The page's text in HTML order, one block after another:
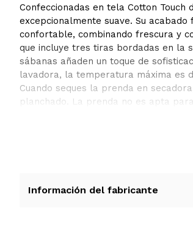
Confeccionadas en tela Cotton
excepcionalmente suave. Su
confortable, combinando frescura y
que incluye tres tiras bordadas en la
sábanas añaden un toque de
lavadora, la temperatura máxima es
Cuando seques la prenda en
planchado. La prenda no es apta
Información del fabricante